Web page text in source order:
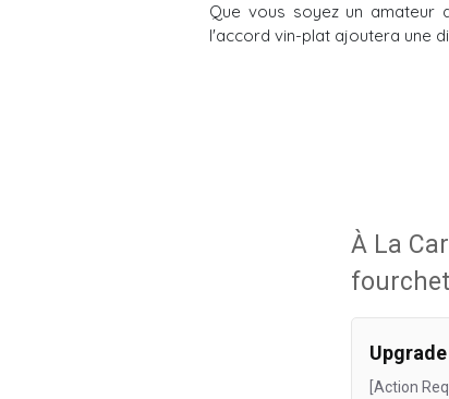
Que vous soyez un amateur
l'accord vin-plat ajoutera une